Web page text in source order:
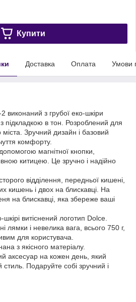
Купити
Доставка Оплата Умови
виконаний з грубої еко-шкіри
підкладкою в тон. Розроблений для
міста. Зручний дизайн і базовий
комфорту.
магнітної кнопки,
китицею. Це зручно і надійно
відділення, передньої кишені,
кишень і двох на блискавці. На
на блискавці, яка збереже ваші
витіснений логотип Dolce.
лямки і невелика вага, всього 750 г,
для користувача.
з якісного матеріалу.
аксесуар на кожен день, який
Подаруйте собі зручний і